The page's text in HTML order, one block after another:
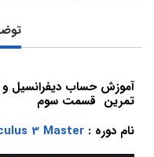
تمرین قسمت سوم
نام دوره : 3 Master